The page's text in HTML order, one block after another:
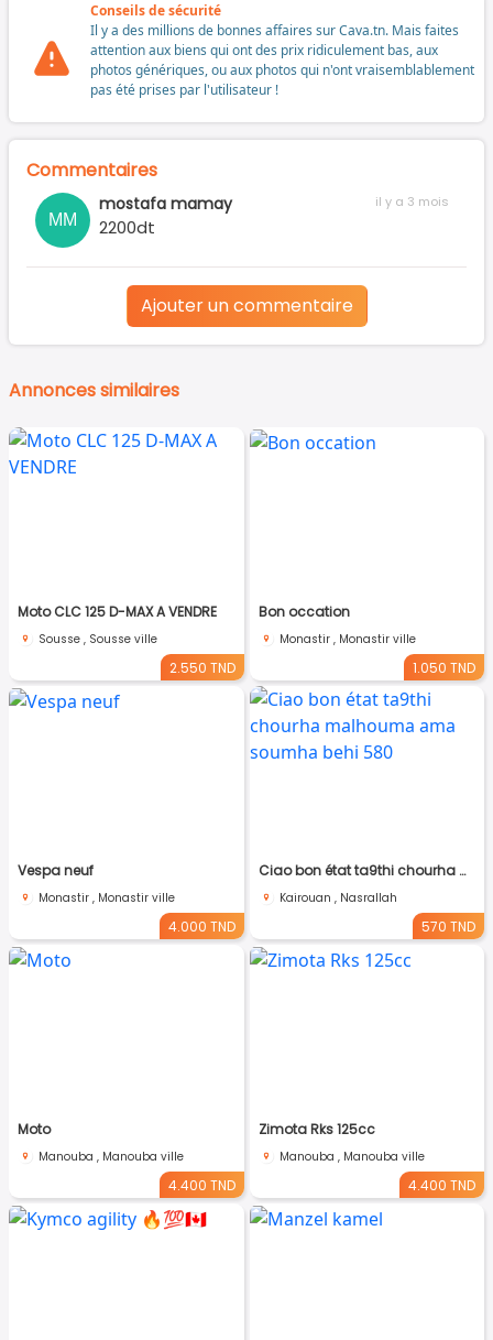
Conseils de sécurité
Il y a des millions de bonnes affaires sur Cava.tn. Mais faites
attention aux biens qui ont des prix ridiculement bas, aux
photos génériques, ou aux photos qui n'ont vraisemblablement
pas été prises par l'utilisateur !
Commentaires
MM
mostafa mamay il y a 3 mois
2200dt
Ajouter un commentaire
Annonces similaires
Moto CLC 125 D-MAX A VENDRE
Sousse , Sousse ville
2.550 TND
Bon occation
Monastir , Monastir ville
1.050 TND
Vespa neuf
Monastir , Monastir ville
4.000 TND
Ciao bon état ta9thi chourha malhouma ama soumha behi 580
Kairouan , Nasrallah
570 TND
Moto
Manouba , Manouba ville
4.400 TND
Zimota Rks 125cc
Manouba , Manouba ville
4.400 TND